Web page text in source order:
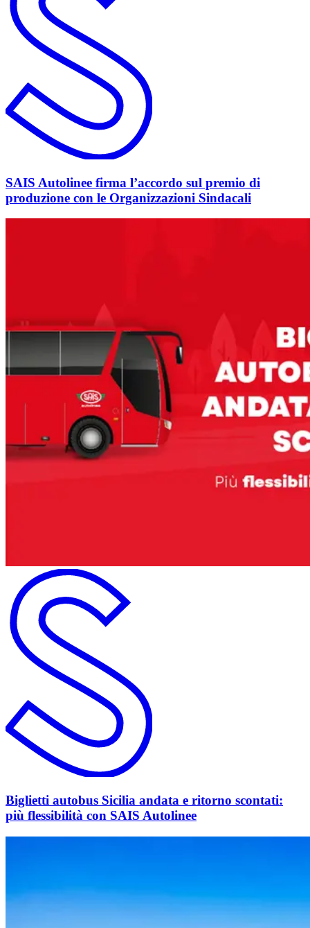
SAIS Autolinee firma l’accordo sul premio di
produzione con le Organizzazioni Sindacali
Biglietti autobus Sicilia andata e ritorno scontati:
più flessibilità con SAIS Autolinee